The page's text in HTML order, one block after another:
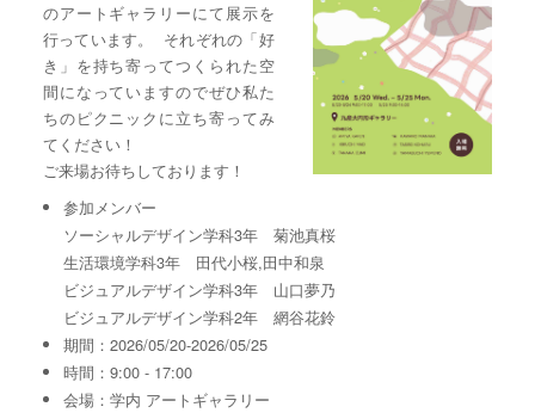
のアートギャラリーにて展示を
行っています。 それぞれの「好
き」を持ち寄ってつくられた空
間になっていますのでぜひ私た
ちのピクニックに立ち寄ってみ
てください！
ご来場お待ちしております！
参加メンバー
ソーシャルデザイン学科3年 菊池真桜
生活環境学科3年 田代小桜,田中和泉
ビジュアルデザイン学科3年 山口夢乃
ビジュアルデザイン学科2年 網谷花鈴
期間：2026/05/20-2026/05/25
時間：9:00 - 17:00
会場：学内 アートギャラリー